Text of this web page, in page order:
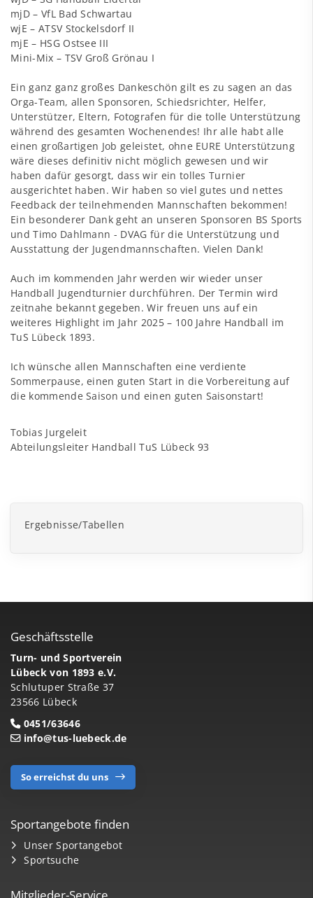
mjD – VfL Bad Schwartau
wjE – ATSV Stockelsdorf II
mjE – HSG Ostsee III
Mini-Mix – TSV Groß Grönau I
Ein ganz ganz großes Dankeschön gilt es zu sagen an das
Orga-Team, allen Sponsoren, Schiedsrichter, Helfer,
Unterstützer, Eltern, Fotografen für die tolle Unterstützung
während des gesamten Wochenendes! Ihr alle habt alle
einen großartigen Job geleistet, ohne EURE Unterstützung
wäre dieses definitiv nicht möglich gewesen und wir
haben dafür gesorgt, dass wir ein tolles Turnier
ausgerichtet haben. Wir haben so viel gutes und nettes
Feedback der teilnehmenden Mannschaften bekommen!
Ein besonderer Dank geht an unseren Sponsoren BS Sports
und Timo Dahlmann - DVAG für die Unterstützung und
Ausstattung der Jugendmannschaften. Vielen Dank!
Auch im kommenden Jahr werden wir wieder unser
Handball Jugendturnier durchführen. Der Termin wird
zeitnahe bekannt gegeben. Wir freuen uns auf ein
weiteres Highlight im Jahr 2025 – 100 Jahre Handball im
TuS Lübeck 1893.
Ich wünsche allen Mannschaften eine verdiente
Sommerpause, einen guten Start in die Vorbereitung auf
die kommende Saison und einen guten Saisonstart!
Tobias Jurgeleit
Abteilungsleiter Handball TuS Lübeck 93
Ergebnisse/Tabellen
Geschäftsstelle
Turn- und Sportverein
Lübeck von 1893 e.V.
Schlutuper Straße 37
23566 Lübeck
0451/63646
info@tus-luebeck.de
So erreichst du uns
Sportangebote finden
Unser Sportangebot
Sportsuche